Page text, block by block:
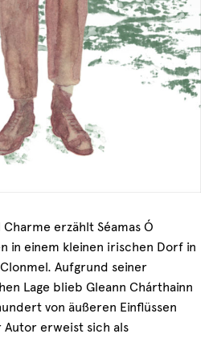
erzählt Séamas Ó
in einem kleinen irischen Dorf in
Aufgrund seiner
Lage blieb Gleann Chárthainn
von äußeren Einflüssen
erweist sich als